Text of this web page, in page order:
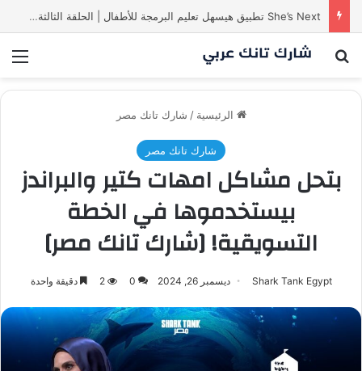
She’s Next تطبيق هيسهل تعليم البرمجة للأطفال | الحلقة الثالثة من
بحث عن
الرئيسية / شارك تانك مصر
شارك تانك مصر
بتحل مشاكل امهات كتير والبراندز
بيستخدموها في الخطة
التسويقية! [شارك تانك مصر]
Shark Tank Egypt ديسمبر 26, 2024 0
2 دقيقة واحدة